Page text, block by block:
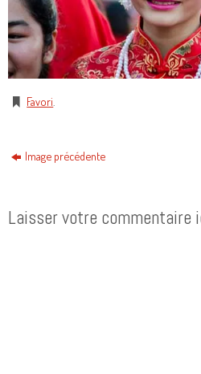
Favori
Image précédente
Laisser votre commentaire